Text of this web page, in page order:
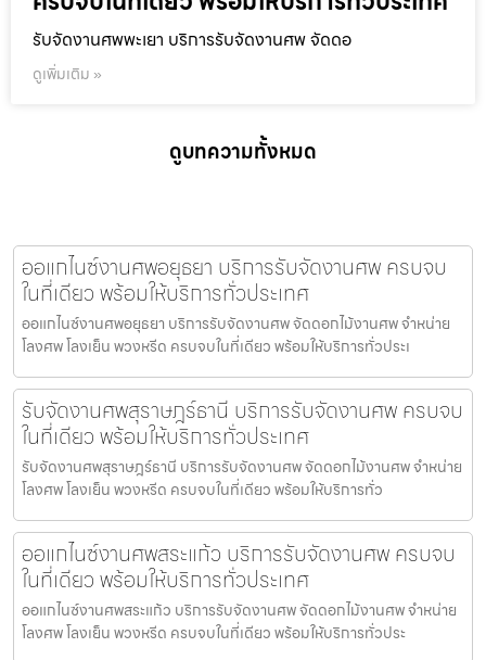
รับจัดงานศพพะเยา บริการรับจัดงานศพ จัดดอ
ดูเพิ่มเติม »
ดูบทความทั้งหมด
ออแกไนซ์งานศพอยุธยา บริการรับจัดงานศพ ครบจบ
ในที่เดียว พร้อมให้บริการทั่วประเทศ
ออแกไนซ์งานศพอยุธยา บริการรับจัดงานศพ จัดดอกไม้งานศพ จำหน่าย
โลงศพ โลงเย็น พวงหรีด ครบจบในที่เดียว พร้อมให้บริการทั่วประเ
รับจัดงานศพสุราษฎร์ธานี บริการรับจัดงานศพ ครบจบ
ในที่เดียว พร้อมให้บริการทั่วประเทศ
รับจัดงานศพสุราษฎร์ธานี บริการรับจัดงานศพ จัดดอกไม้งานศพ จำหน่าย
โลงศพ โลงเย็น พวงหรีด ครบจบในที่เดียว พร้อมให้บริการทั่ว
ออแกไนซ์งานศพสระแก้ว บริการรับจัดงานศพ ครบจบ
ในที่เดียว พร้อมให้บริการทั่วประเทศ
ออแกไนซ์งานศพสระแก้ว บริการรับจัดงานศพ จัดดอกไม้งานศพ จำหน่าย
โลงศพ โลงเย็น พวงหรีด ครบจบในที่เดียว พร้อมให้บริการทั่วประ